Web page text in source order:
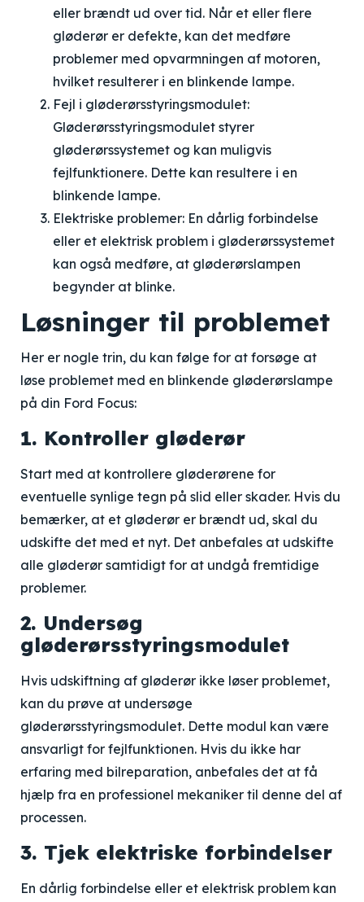
eller brændt ud over tid. Når et eller flere
gløderør er defekte, kan det medføre
problemer med opvarmningen af motoren,
hvilket resulterer i en blinkende lampe.
Fejl i gløderørsstyringsmodulet:
Gløderørsstyringsmodulet styrer
gløderørssystemet og kan muligvis
fejlfunktionere. Dette kan resultere i en
blinkende lampe.
Elektriske problemer: En dårlig forbindelse
eller et elektrisk problem i gløderørssystemet
kan også medføre, at gløderørslampen
begynder at blinke.
Løsninger til problemet
Her er nogle trin, du kan følge for at forsøge at
løse problemet med en blinkende gløderørslampe
på din Ford Focus:
1. Kontroller gløderør
Start med at kontrollere gløderørene for
eventuelle synlige tegn på slid eller skader. Hvis du
bemærker, at et gløderør er brændt ud, skal du
udskifte det med et nyt. Det anbefales at udskifte
alle gløderør samtidigt for at undgå fremtidige
problemer.
2. Undersøg
gløderørsstyringsmodulet
Hvis udskiftning af gløderør ikke løser problemet,
kan du prøve at undersøge
gløderørsstyringsmodulet. Dette modul kan være
ansvarligt for fejlfunktionen. Hvis du ikke har
erfaring med bilreparation, anbefales det at få
hjælp fra en professionel mekaniker til denne del af
processen.
3. Tjek elektriske forbindelser
En dårlig forbindelse eller et elektrisk problem kan